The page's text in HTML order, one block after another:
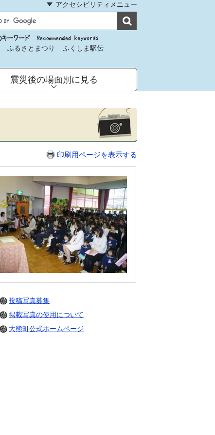
アクセシビリティメニュー
ふるさとまつり ふくしま駅伝
震災後の場面別に見る
印刷用ページを表示する
投稿写真募集
掲載写真の使用について
大熊町公式ホームページ